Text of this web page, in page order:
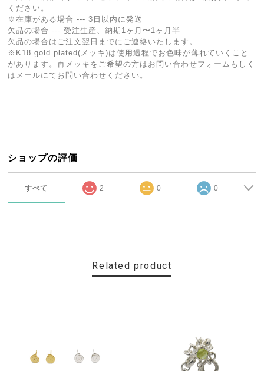
ください。
※在庫がある場合 --- 3日以内に発送
欠品の場合 --- 受注生産、納期1ヶ月〜1ヶ月半
欠品の場合はご注文翌日までにご連絡いたします。
※K18 gold plated(メッキ)は使用過程でお色味が薄れていくこと
があります。再メッキをご希望の方はお問い合わせフォームもしく
はメールにてお問い合わせください。
ショップの評価
すべて 2 0 0
Related product